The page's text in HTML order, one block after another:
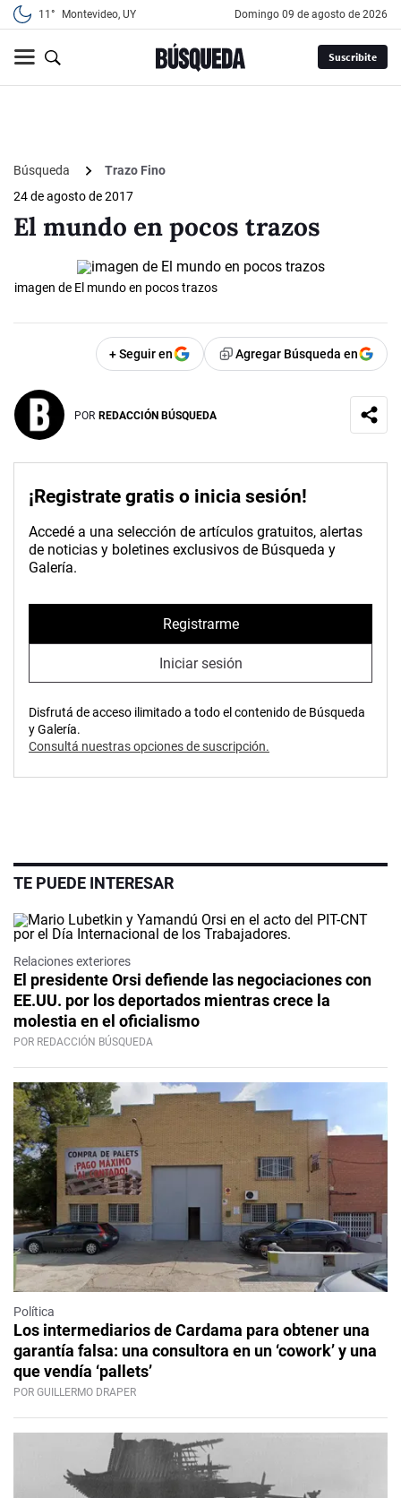
11° Montevideo, UY domingo 09 de agosto de 2026
Suscribite
Búsqueda
Trazo Fino
24 de agosto de 2017
El mundo en pocos trazos
imagen de El mundo en pocos trazos
+ Seguir en Agregar Búsqueda en
POR REDACCIÓN BÚSQUEDA
¡Registrate gratis o inicia sesión!
Accedé a una selección de artículos gratuitos, alertas
de noticias y boletines exclusivos de Búsqueda y
Galería.
Registrarme
Iniciar sesión
Disfrutá de acceso ilimitado a todo el contenido de Búsqueda
y Galería.
Consultá nuestras opciones de suscripción.
TE PUEDE INTERESAR
Relaciones exteriores
El presidente Orsi defiende las negociaciones con
EE.UU. por los deportados mientras crece la
molestia en el oficialismo
POR REDACCIÓN BÚSQUEDA
Política
Los intermediarios de Cardama para obtener una
garantía falsa: una consultora en un ‘cowork’ y una
que vendía ‘pallets’
POR GUILLERMO DRAPER